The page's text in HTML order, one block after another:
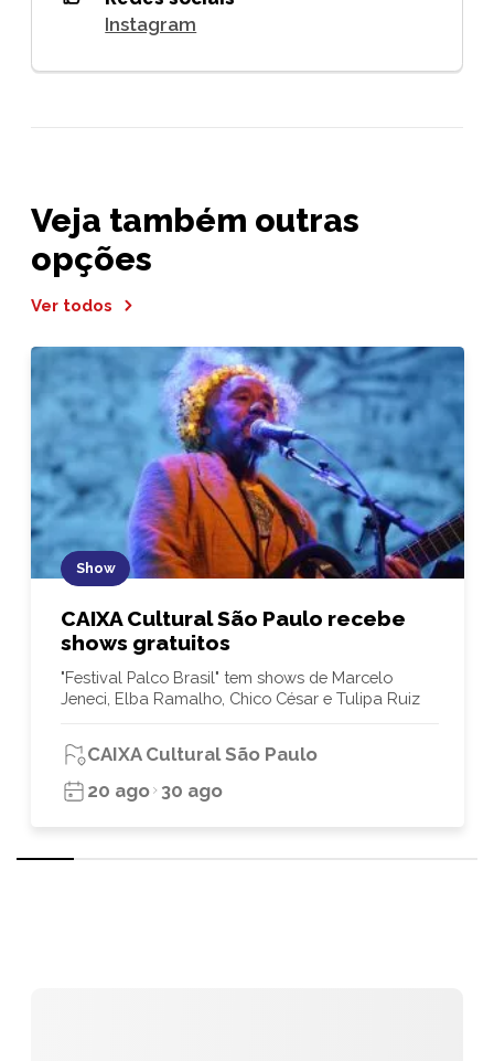
Instagram
Veja também outras
opções
Ver todos
Show
CAIXA Cultural São Paulo recebe
shows gratuitos
"Festival Palco Brasil" tem shows de Marcelo
Jeneci, Elba Ramalho, Chico César e Tulipa Ruiz
CAIXA Cultural São Paulo
20 ago 30 ago